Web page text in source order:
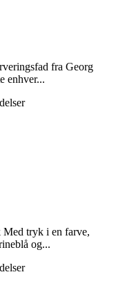
fra Georg
enhver...
tryk i en farve,
og...